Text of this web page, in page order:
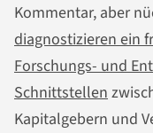
Kommentar, aber
diagnostizieren ein
Forschungs- und
Schnittstellen
Kapitalgebern und